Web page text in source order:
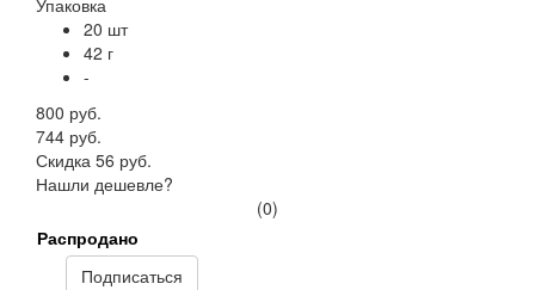
20 шт
42 г
-
800 руб.
744 руб.
Скидка 56 руб.
Нашли дешевле?
(0)
Распродано
Подписаться